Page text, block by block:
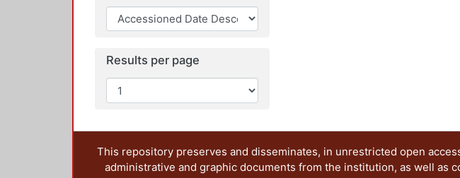
Results per page
This repository preserves and disseminates, in unrestricted open
administrative and graphic documents from the institution, as well